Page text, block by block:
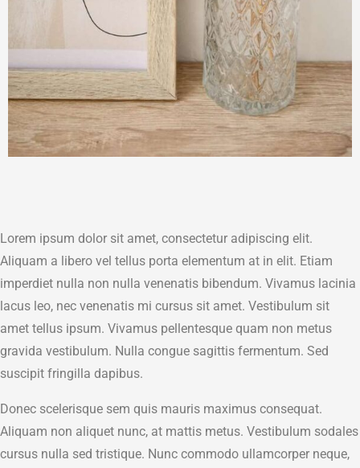
Lorem ipsum dolor sit amet, consectetur adipiscing elit.
Aliquam a libero vel tellus porta elementum at in elit. Etiam
imperdiet nulla non nulla venenatis bibendum. Vivamus lacinia
lacus leo, nec venenatis mi cursus sit amet. Vestibulum sit
amet tellus ipsum. Vivamus pellentesque quam non metus
gravida vestibulum. Nulla congue sagittis fermentum. Sed
suscipit fringilla dapibus.
Donec scelerisque sem quis mauris maximus consequat.
Aliquam non aliquet nunc, at mattis metus. Vestibulum sodales
cursus nulla sed tristique. Nunc commodo ullamcorper neque,